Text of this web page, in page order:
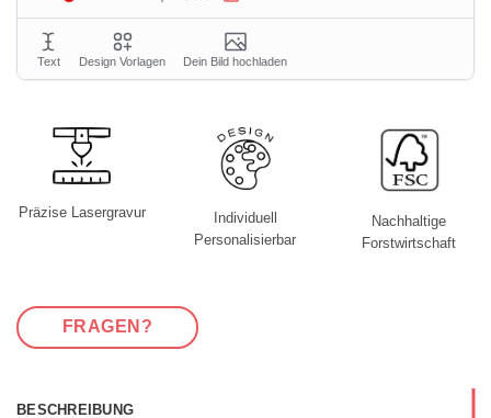
Präzise Lasergravur
Individuell
Personalisierbar
Nachhaltige
Forstwirtschaft
FRAGEN?
BESCHREIBUNG